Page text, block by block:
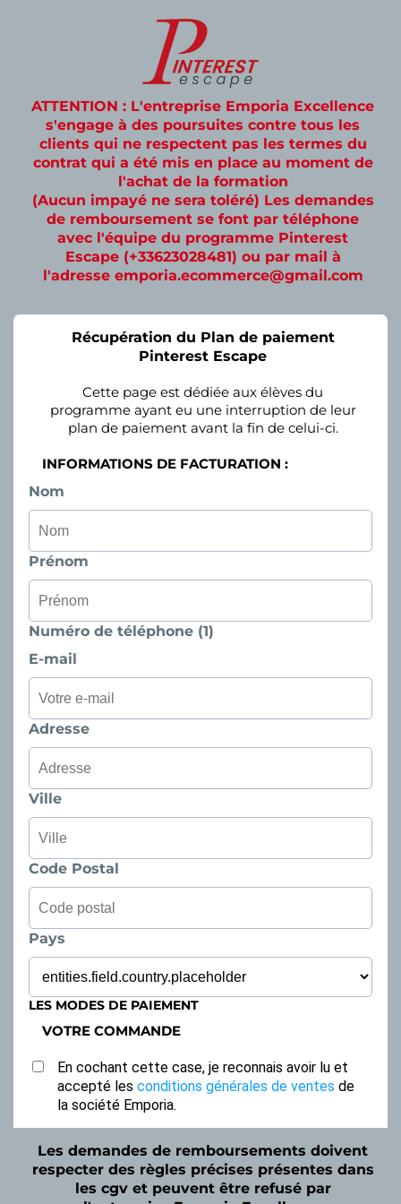
ATTENTION : L'entreprise Emporia Excellence
s'engage à des poursuites contre tous les
clients qui ne respectent pas les termes du
contrat qui a été mis en place au moment de
l'achat de la formation
(Aucun impayé ne sera toléré) Les demandes
de remboursement se font par téléphone
avec l'équipe du programme Pinterest
Escape (+33623028481) ou par mail à
l'adresse emporia.ecommerce@gmail.com
Récupération du Plan de paiement
Pinterest Escape
Cette page est dédiée aux élèves du
programme ayant eu une interruption de leur
plan de paiement avant la fin de celui-ci.
INFORMATIONS DE FACTURATION :
Nom
Prénom
Numéro de téléphone (1)
E-mail
Adresse
Ville
Code Postal
Pays
LES MODES DE PAIEMENT
VOTRE COMMANDE
En cochant cette case, je reconnais avoir lu et
accepté les conditions générales de ventes de
la société Emporia.
Les demandes de remboursements doivent
respecter des règles précises présentes dans
les cgv et peuvent être refusé par